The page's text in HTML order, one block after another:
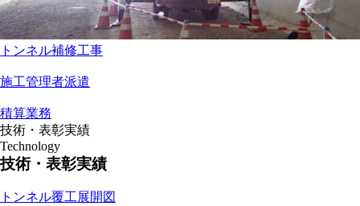
トンネル補修工事
施工管理者派遣
積算業務
技術・表彰実績
Technology
技術・表彰実績
トンネル覆工展開図